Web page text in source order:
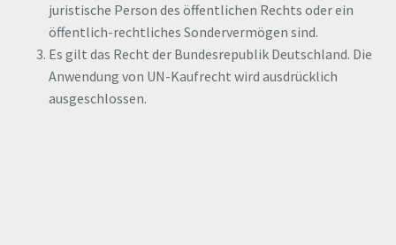
juristische Person des öffentlichen Rechts oder ein
öffentlich-rechtliches Sondervermögen sind.
Es gilt das Recht der Bundesrepublik Deutschland. Die
Anwendung von UN-Kaufrecht wird ausdrücklich
ausgeschlossen.